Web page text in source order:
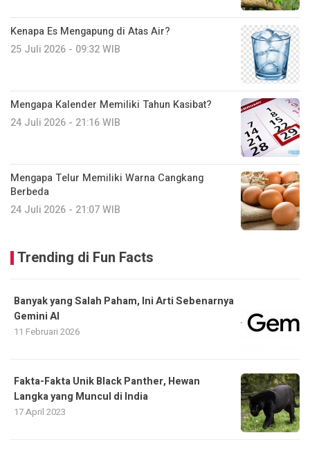
Kenapa Es Mengapung di Atas Air?
25 Juli 2026 - 09:32 WIB
Mengapa Kalender Memiliki Tahun Kasibat?
24 Juli 2026 - 21:16 WIB
Mengapa Telur Memiliki Warna Cangkang
Berbeda
24 Juli 2026 - 21:07 WIB
Trending di Fun Facts
Banyak yang Salah Paham, Ini Arti Sebenarnya
Gemini AI
11 Februari 2026
Fakta-Fakta Unik Black Panther, Hewan
Langka yang Muncul di India
17 April 2023